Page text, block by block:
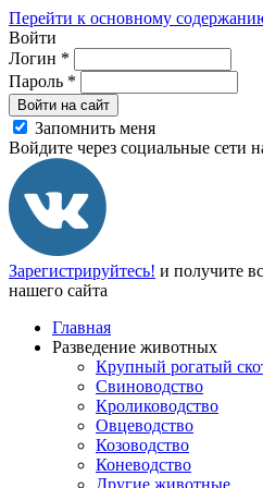
Перейти к основному
Войти
Логин *
Пароль *
Войти на сайт
Запомнить меня
Войдите через социальные сети
Зарегистрируйтесь! и получите
нашего сайта
Главная
Разведение животных
Крупный рогатый
Свиноводство
Кролиководство
Овцеводство
Козоводство
Коневодство
Другие животные